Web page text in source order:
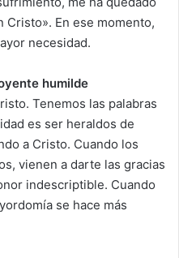
Cristo». En ese momento,
necesidad.
humilde
Tenemos las palabras
es ser heraldos de
a Cristo. Cuando los
vienen a darte las gracias
indescriptible. Cuando
se hace más